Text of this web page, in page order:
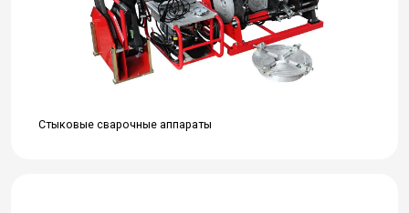
Стыковые сварочные аппараты